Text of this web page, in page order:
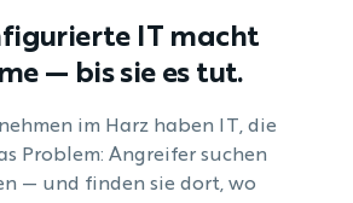
IT macht
— bis sie es tut.
im Harz haben IT, die
Problem: Angreifer suchen
— und finden sie dort, wo